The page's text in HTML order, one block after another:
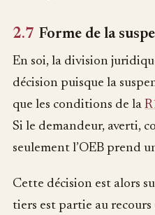
2.7 Forme de la
En soi, la division
décision puisque la
que les conditions de la
Si le demandeur, averti,
seulement l’OEB prend
Cette décision est alors
tiers est partie au recours